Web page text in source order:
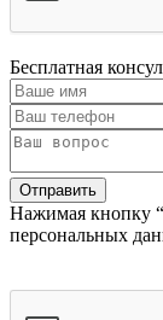
Бесплатная
Нажимая кнопку
персональных